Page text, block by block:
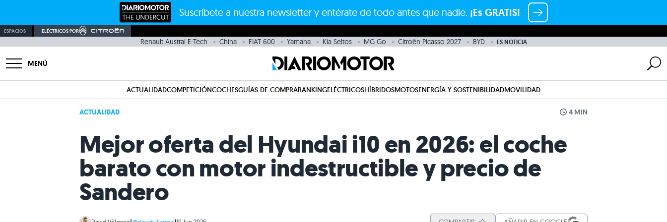
Suscríbete a nuestra newsletter y entérate de todo antes que nadie. ¡Es GRATIS!
ESPACIOS ELÉCTRICOS POR
Renault Austral E-Tech China FIAT 600 Yamaha Kia Seltos MG Go Citroën Picasso 2027 BYD ES NOTICIA
MENÚ
ACTUALIDADCOMPETICIÓNCOCHESGUÍAS DE COMPRARANKINGELÉCTRICOSHÍBRIDOSMOTOSENERGÍA Y SOSTENIBILIDADMOVILIDAD
ACTUALIDAD 4 MIN
Mejor oferta del Hyundai i10 en 2026: el coche
barato con motor indestructible y precio de
Sandero